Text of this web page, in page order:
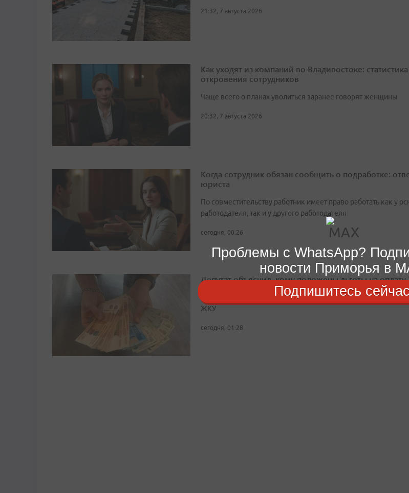
21:32, 7 августа 2026
Как уходят из компаний во Владивостоке:
откровения сотрудников
Чаще всего о планах уволиться заранее говорят женщины
20:32, 7 августа 2026
Когда сотрудник обязан сообщить о подработке:
юриста
По совместительству работник имеет право работать как у
работодателя, так и у другого работодателя
сегодня, 00:26
Депутат объяснил, кому положены льготы на
Граждане с низкими доходами могут оформить субсидию на
ЖКУ
сегодня, 01:28
Проблемы с WhatsApp?
новости Приморья в
Подпишитесь